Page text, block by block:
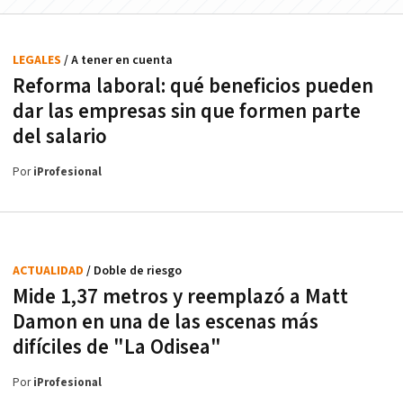
Reforma laboral: qué beneficios pueden
dar las empresas sin que formen parte
del salario
LEGALES / A tener en cuenta
PoriProfesional
Mide 1,37 metros y reemplazó a Matt
Damon en una de las escenas más
difíciles de "La Odisea"
ACTUALIDAD / Doble de riesgo
PoriProfesional